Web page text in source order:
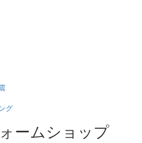
グ
ームショップ